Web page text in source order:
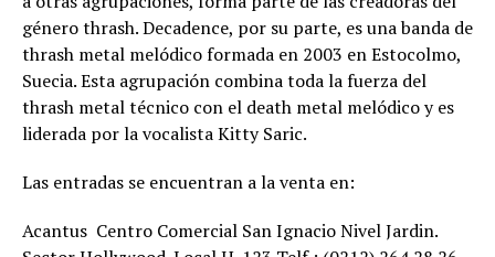
género thrash. Decadence, por su parte, es una banda de
thrash metal melódico formada en 2003 en Estocolmo,
Suecia. Esta agrupación combina toda la fuerza del
thrash metal técnico con el death metal melódico y es
liderada por la vocalista Kitty Saric.
Las entradas se encuentran a la venta en:
Acantus  Centro Comercial San Ignacio Nivel Jardin.